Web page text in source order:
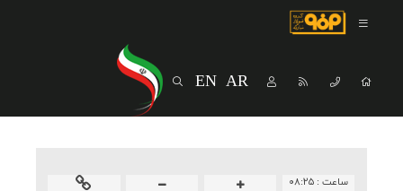
AR
EN
مسیر ماندگار
ساعت : ۰۸:۲۵